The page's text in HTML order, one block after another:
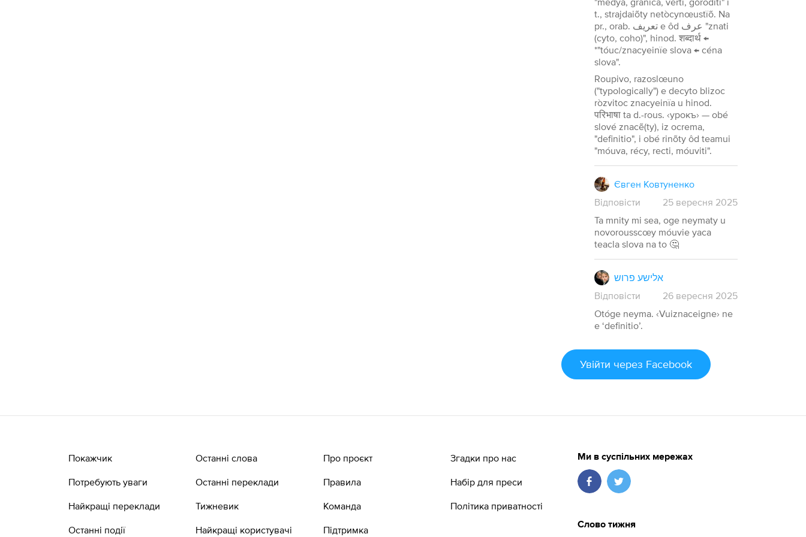
t., strajdaiõty netòcynœustïõ. Na
pr., orab. تعريف e ôd عرف "znati
(cyto, coho)", hinod. शब्दार्थ ←
*"tóuc/znacyeinïe slova ← céna
slova".
Roupivo, razoslœuno
("typologically") e decyto blizoc
ròzvitoc znacyeinïa u hinod.
परिभाषा ta d.-rous. ‹урокъ› — obé
slové znacẽ(ty), iz ocrema,
"definitio", i obé rinõty ôd teamui
"móuva, récy, recti, móuviti".
Євген Ковтуненко
Відповісти
25 вересня 2025
Ta mnity mi sea, oge neymaty u
novorousscœy móuvie yaca
teacla slova na to 🤔
אלישע פרוש
Відповісти
26 вересня 2025
Otóge neyma. ‹Vuiznaceigne› ne
e ‘definitio’.
Увійти через Facebook
Покажчик
Потребують уваги
Найкращі переклади
Останні події
Останні слова
Останні переклади
Тижневик
Найкращі користувачі
Про проєкт
Правила
Команда
Підтримка
Згадки про нас
Набір для преси
Політика приватності
Ми в суспільних мережах
Слово тижня